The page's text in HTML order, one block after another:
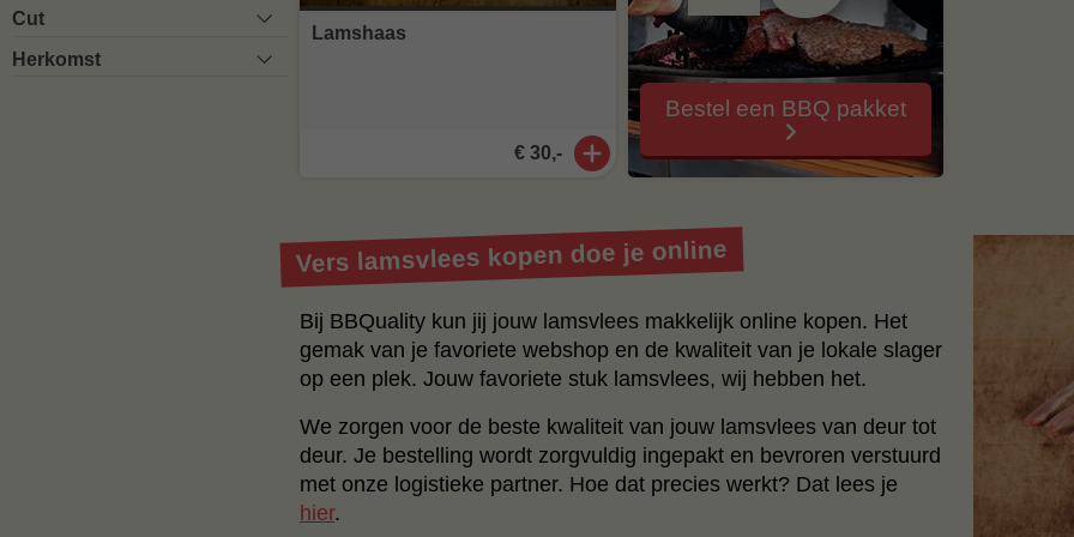
Cut
Herkomst
Lamshaas
€ 30,-
Bestel een BBQ pakket
Vers lamsvlees kopen doe je online
Bij BBQuality kun jij jouw lamsvlees makkelijk online kopen. Het
gemak van je favoriete webshop en de kwaliteit van je lokale slager
op een plek. Jouw favoriete stuk lamsvlees, wij hebben het.
We zorgen voor de beste kwaliteit van jouw lamsvlees van deur tot
deur. Je bestelling wordt zorgvuldig ingepakt en bevroren verstuurd
met onze logistieke partner. Hoe dat precies werkt? Dat lees je
hier.